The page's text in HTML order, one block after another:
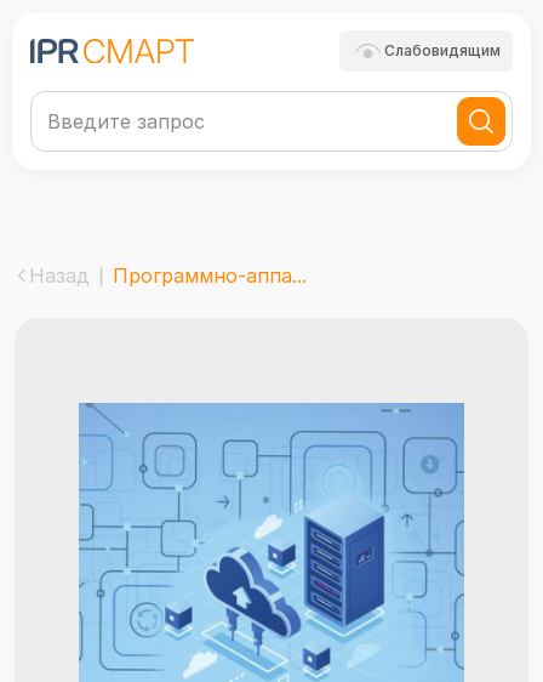
Слабовидящим
Назад Программно-аппа...